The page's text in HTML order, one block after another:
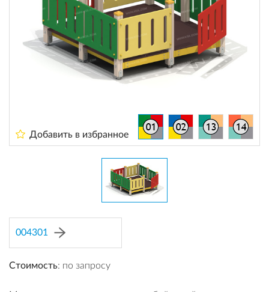
Добавить в избранное
004301
Стоимость: по запросу